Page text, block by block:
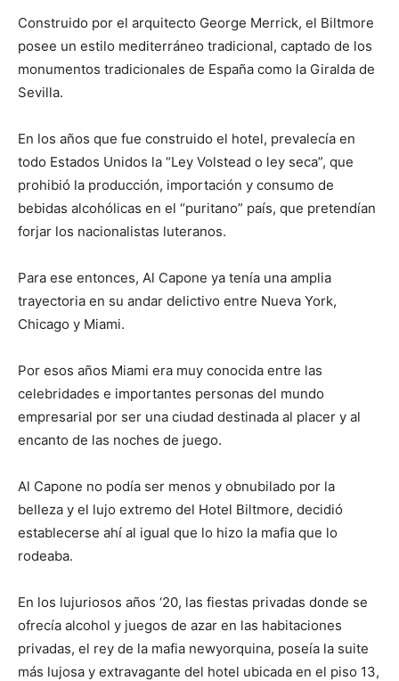
Construido por el arquitecto George Merrick, el Biltmore
posee un estilo mediterráneo tradicional, captado de los
monumentos tradicionales de España como la Giralda de
Sevilla.
En los años que fue construido el hotel, prevalecía en
todo Estados Unidos la “Ley Volstead o ley seca”, que
prohibió la producción, importación y consumo de
bebidas alcohólicas en el “puritano” país, que pretendían
forjar los nacionalistas luteranos.
Para ese entonces, Al Capone ya tenía una amplia
trayectoria en su andar delictivo entre Nueva York,
Chicago y Miami.
Por esos años Miami era muy conocida entre las
celebridades e importantes personas del mundo
empresarial por ser una ciudad destinada al placer y al
encanto de las noches de juego.
Al Capone no podía ser menos y obnubilado por la
belleza y el lujo extremo del Hotel Biltmore, decidió
establecerse ahí al igual que lo hizo la mafia que lo
rodeaba.
En los lujuriosos años ‘20, las fiestas privadas donde se
ofrecía alcohol y juegos de azar en las habitaciones
privadas, el rey de la mafia newyorquina, poseía la suite
más lujosa y extravagante del hotel ubicada en el piso 13,